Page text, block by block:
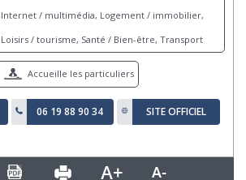
Internet / multimédia, Logement / immobilier,
Loisirs / tourisme, Santé / Bien-être, Transport
Accueille les particuliers
06 19 88 90 34 SITE OFFICIEL